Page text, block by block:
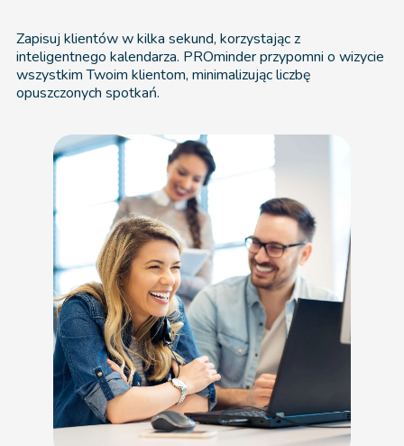
Zapisuj klientów w kilka sekund, korzystając z
inteligentnego kalendarza. PROminder przypomni o wizycie
wszystkim Twoim klientom, minimalizując liczbę
opuszczonych spotkań.